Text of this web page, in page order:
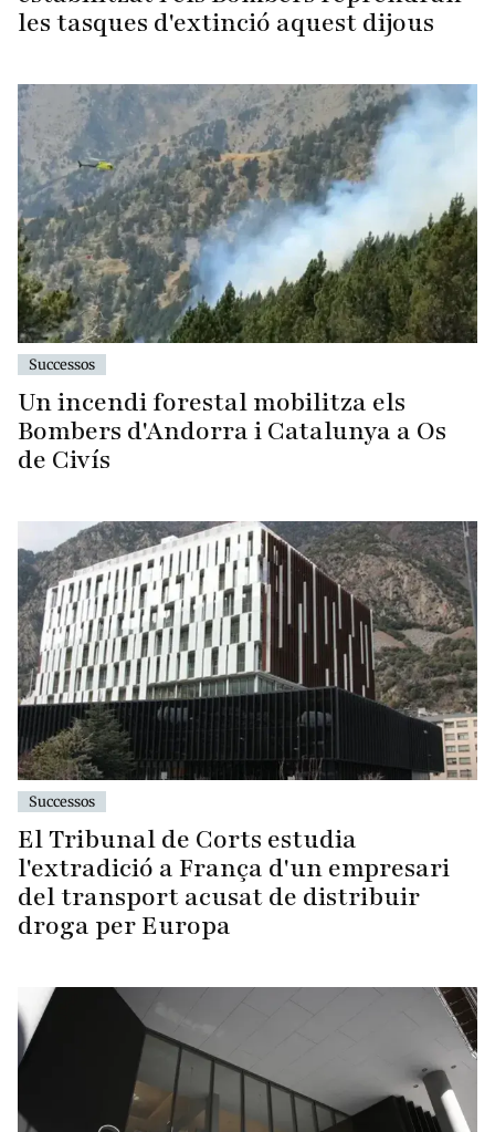
les tasques d'extinció aquest dijous
Successos
Un incendi forestal mobilitza els
Bombers d'Andorra i Catalunya a Os
de Civís
Successos
El Tribunal de Corts estudia
l'extradició a França d'un empresari
del transport acusat de distribuir
droga per Europa